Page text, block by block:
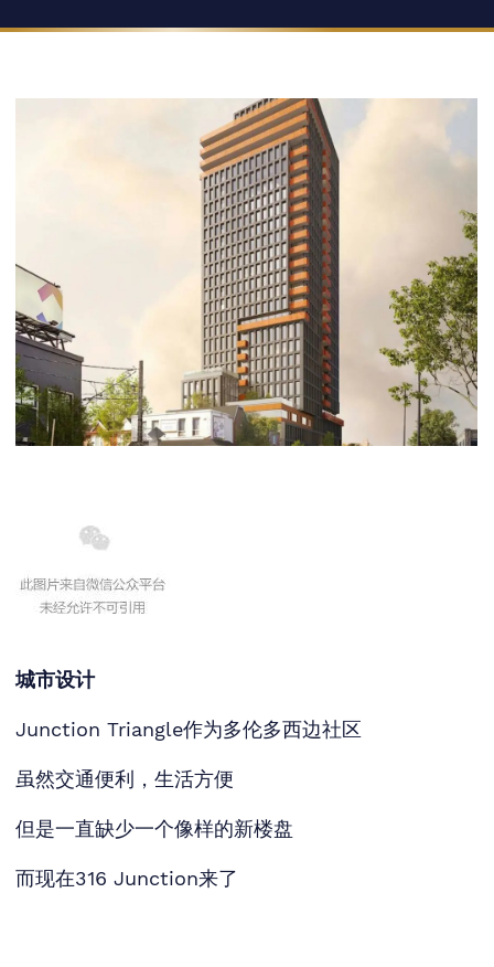
城市设计
Junction Triangle作为多伦多西边社区
虽然交通便利，生活方便
但是一直缺少一个像样的新楼盘
而现在316 Junction来了